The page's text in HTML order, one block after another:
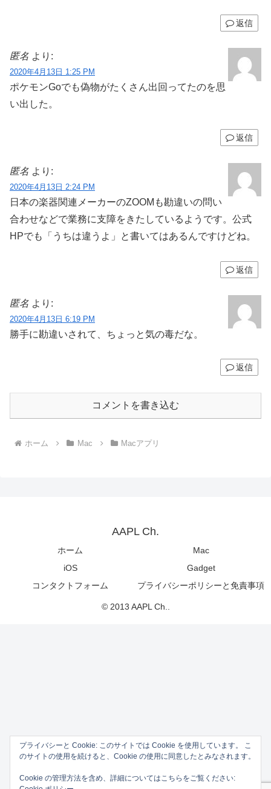
返信
匿名 より:
2020年4月13日 1:25 PM
ポケモンGoでも偽物がたくさん出回ってたのを思
い出した。
返信
匿名 より:
2020年4月13日 2:24 PM
日本の楽器関連メーカーのZOOMも勘違いの問い
合わせなどで業務に支障をきたしているようです。公式
HPでも「うちは違うよ」と書いてはあるんですけどね。
返信
匿名 より:
2020年4月13日 6:19 PM
勝手に勘違いされて、ちょっと気の毒だな。
返信
コメントを書き込む
ホーム Mac Macアプリ
AAPL Ch.
ホーム
Mac
iOS
Gadget
コンタクトフォーム
プライバシーポリシーと免責事項
© 2013 AAPL Ch..
プライバシーと Cookie: このサイトでは Cookie を使用しています。 こ
のサイトの使用を続けると、Cookie の使用に同意したとみなされます。
Cookie の管理方法を含め、詳細についてはこちらをご覧ください: